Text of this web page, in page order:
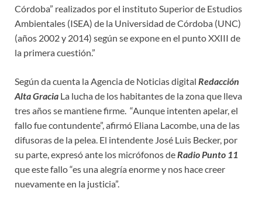
Córdoba” realizados por el instituto Superior de Estudios
Ambientales (ISEA) de la Universidad de Córdoba (UNC)
(años 2002 y 2014) según se expone en el punto XXIII de
la primera cuestión.”
Según da cuenta la Agencia de Noticias digital Redacción
Alta Gracia La lucha de los habitantes de la zona que lleva
tres años se mantiene firme. “Aunque intenten apelar, el
fallo fue contundente”, afirmó Eliana Lacombe, una de las
difusoras de la pelea. El intendente José Luis Becker, por
su parte, expresó ante los micrófonos deRadio Punto 11
que este fallo “es una alegría enorme y nos hace creer
nuevamente en la justicia”.